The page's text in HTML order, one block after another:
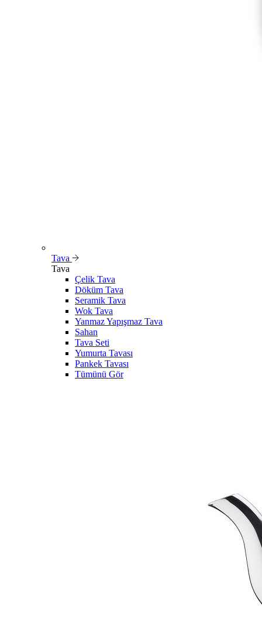
Tava
Tava
Çelik Tava
Döküm Tava
Seramik Tava
Wok Tava
Yanmaz Yapışmaz Tava
Sahan
Tava Seti
Yumurta Tavası
Pankek Tavası
Tümünü Gör